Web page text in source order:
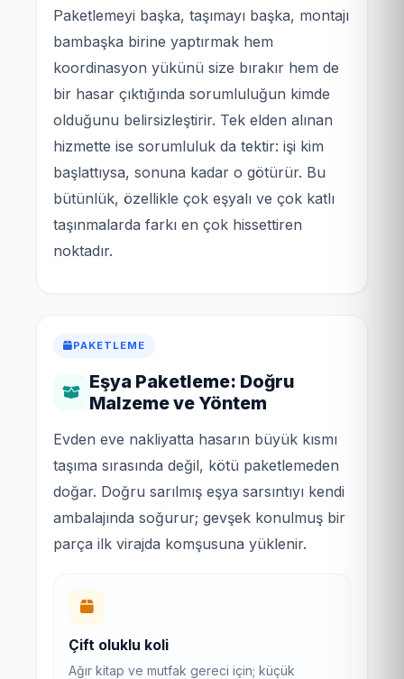
Paketlemeyi başka, taşımayı başka, montajı
bambaşka birine yaptırmak hem
koordinasyon yükünü size bırakır hem de
bir hasar çıktığında sorumluluğun kimde
olduğunu belirsizleştirir. Tek elden alınan
hizmette ise sorumluluk da tektir: işi kim
başlattıysa, sonuna kadar o götürür. Bu
bütünlük, özellikle çok eşyalı ve çok katlı
taşınmalarda farkı en çok hissettiren
noktadır.
PAKETLEME
Eşya Paketleme: Doğru
Malzeme ve Yöntem
Evden eve nakliyatta hasarın büyük kısmı
taşıma sırasında değil, kötü paketlemeden
doğar. Doğru sarılmış eşya sarsıntıyı kendi
ambalajında soğurur; gevşek konulmuş bir
parça ilk virajda komşusuna yüklenir.
Çift oluklu koli
Ağır kitap ve mutfak gereci için; küçük